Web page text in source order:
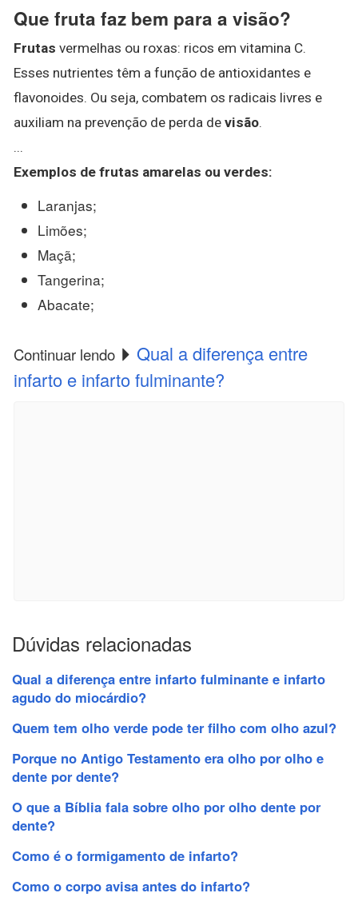
Que fruta faz bem para a visão?
Frutas vermelhas ou roxas: ricos em vitamina C.
Esses nutrientes têm a função de antioxidantes e
flavonoides. Ou seja, combatem os radicais livres e
auxiliam na prevenção de perda de visão.
...
Exemplos de frutas amarelas ou verdes:
Laranjas;
Limões;
Maçã;
Tangerina;
Abacate;
Continuar lendo
Qual a diferença entre
infarto e infarto fulminante?
Dúvidas relacionadas
Qual a diferença entre infarto fulminante e infarto
agudo do miocárdio?
Quem tem olho verde pode ter filho com olho azul?
Porque no Antigo Testamento era olho por olho e
dente por dente?
O que a Bíblia fala sobre olho por olho dente por
dente?
Como é o formigamento de infarto?
Como o corpo avisa antes do infarto?